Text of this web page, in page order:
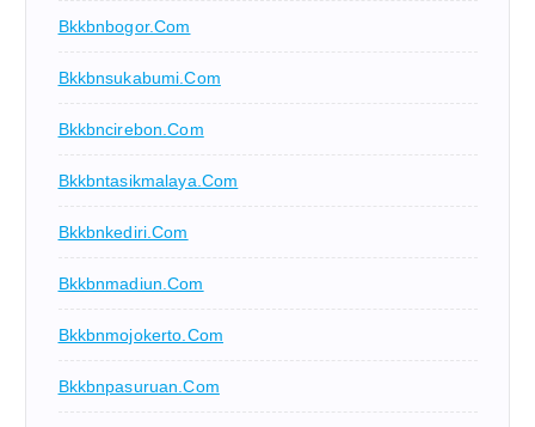
Bkkbnbogor.com
Bkkbnsukabumi.com
Bkkbncirebon.com
Bkkbntasikmalaya.com
Bkkbnkediri.com
Bkkbnmadiun.com
Bkkbnmojokerto.com
Bkkbnpasuruan.com